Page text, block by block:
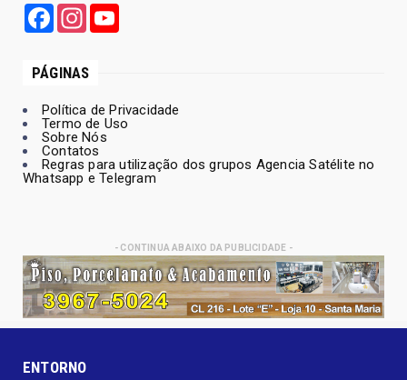
FacebookInstagram
PÁGINAS
Política de Privacidade
Termo de Uso
Sobre Nós
Contatos
Regras para utilização dos grupos Agencia Satélite no
Whatsapp e Telegram
- CONTINUA ABAIXO DA PUBLICIDADE -
ENTORNO